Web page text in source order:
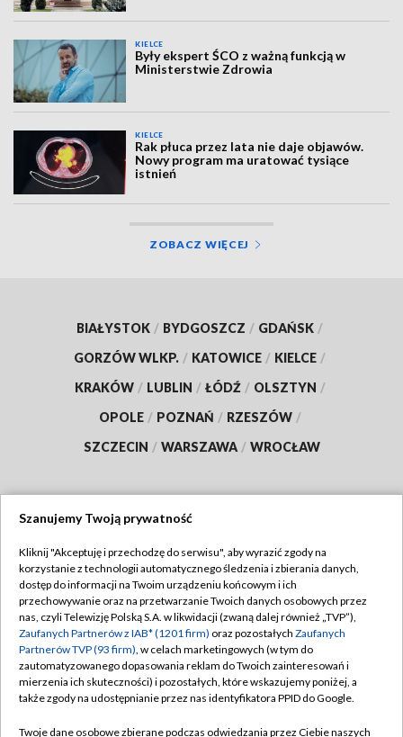
KIELCE
Były ekspert ŚCO z ważną funkcją w
Ministerstwie Zdrowia
KIELCE
Rak płuca przez lata nie daje objawów.
Nowy program ma uratować tysiące
istnień
ZOBACZ WIĘCEJ
BIAŁYSTOK / BYDGOSZCZ / GDAŃSK /
GORZÓW WLKP. / KATOWICE / KIELCE /
KRAKÓW / LUBLIN / ŁÓDŹ / OLSZTYN /
OPOLE / POZNAŃ / RZESZÓW /
SZCZECIN / WARSZAWA / WROCŁAW
TVP
Abonament TVP
Emisja w TVP
Centrum informacji TVP
Naziemna Telewizja Cyfrowa
Regulamin TVP
Polityka prywatności
Moje zgody
Pomoc
Szanujemy Twoją prywatność
Kliknij "Akceptuję i przechodzę do serwisu", aby wyrazić zgody na
korzystanie z technologii automatycznego śledzenia i zbierania danych,
dostęp do informacji na Twoim urządzeniu końcowym i ich
przechowywanie oraz na przetwarzanie Twoich danych osobowych przez
nas, czyli Telewizję Polską S.A. w likwidacji (zwaną dalej również „TVP”),
Zaufanych Partnerów z IAB* (1201 firm) oraz pozostałych Zaufanych
Partnerów TVP (93 firm), w celach marketingowych (w tym do
zautomatyzowanego dopasowania reklam do Twoich zainteresowań i
mierzenia ich skuteczności) i pozostałych, które wskazujemy poniżej, a
także zgody na udostępnianie przez nas identyfikatora PPID do Google.
Twoje dane osobowe zbierane podczas odwiedzania przez Ciebie naszych